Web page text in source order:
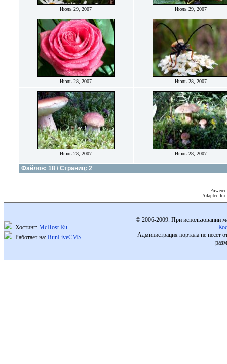
Июль 29, 2007 Июль 29, 2007
Июль 28, 2007 Июль 28, 2007
Июль 28, 2007 Июль 28, 2007
Файлов: 18 / Страниц: 2
Adapted for
Хостинг: McHost.Ru
Работает на: RunLiveCMS
© 2006-2009. При использовании
Администрация портала не несет